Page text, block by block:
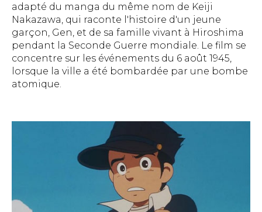
adapté du manga du même nom de Keiji
Nakazawa, qui raconte l'histoire d'un jeune
garçon, Gen, et de sa famille vivant à Hiroshima
pendant la Seconde Guerre mondiale. Le film se
concentre sur les événements du 6 août 1945,
lorsque la ville a été bombardée par une bombe
atomique.